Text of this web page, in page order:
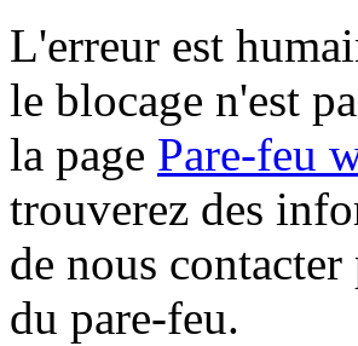
L'erreur est
le blocage n'est
la page Pare-feu
trouverez des
de nous
du pare-feu.